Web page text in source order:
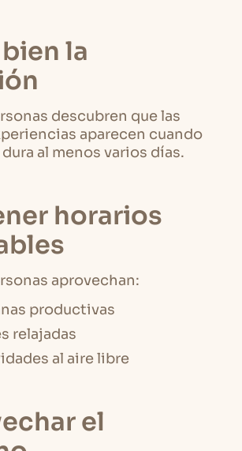
la
descubren que las
aparecen cuando
al menos varios días.
horarios
aprovechan:
productivas
relajadas
al aire libre
el